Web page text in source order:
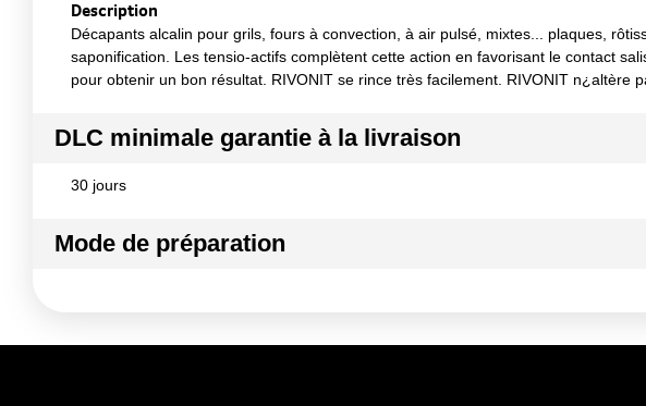
Description
Décapants alcalin pour grils, fours à convection, à air pulsé, mixtes... plaques,
saponification. Les tensio-actifs complètent cette action en favorisant le contact
pour obtenir un bon résultat. RIVONIT se rince très facilement. RIVONIT
DLC minimale garantie à la livraison
30 jours
Mode de préparation
Mode de préparation :Préchauffer le matériel à 50°C maximum puis éteindre.